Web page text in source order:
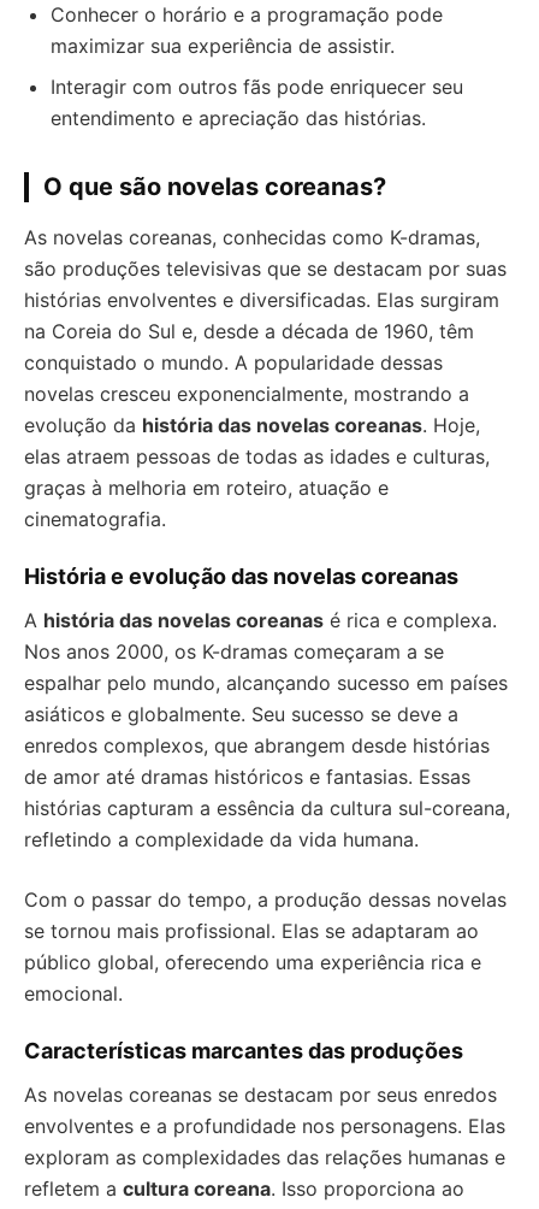
Conhecer o horário e a programação pode
maximizar sua experiência de assistir.
Interagir com outros fãs pode enriquecer seu
entendimento e apreciação das histórias.
O que são novelas coreanas?
As novelas coreanas, conhecidas como K-dramas,
são produções televisivas que se destacam por suas
histórias envolventes e diversificadas. Elas surgiram
na Coreia do Sul e, desde a década de 1960, têm
conquistado o mundo. A popularidade dessas
novelas cresceu exponencialmente, mostrando a
evolução da história das novelas coreanas. Hoje,
elas atraem pessoas de todas as idades e culturas,
graças à melhoria em roteiro, atuação e
cinematografia.
História e evolução das novelas coreanas
A história das novelas coreanas é rica e complexa.
Nos anos 2000, os K-dramas começaram a se
espalhar pelo mundo, alcançando sucesso em países
asiáticos e globalmente. Seu sucesso se deve a
enredos complexos, que abrangem desde histórias
de amor até dramas históricos e fantasias. Essas
histórias capturam a essência da cultura sul-coreana,
refletindo a complexidade da vida humana.
Com o passar do tempo, a produção dessas novelas
se tornou mais profissional. Elas se adaptaram ao
público global, oferecendo uma experiência rica e
emocional.
Características marcantes das produções
As novelas coreanas se destacam por seus enredos
envolventes e a profundidade nos personagens. Elas
exploram as complexidades das relações humanas e
refletem a cultura coreana. Isso proporciona ao